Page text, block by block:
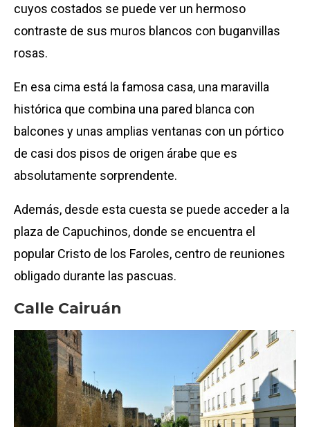
cuyos costados se puede ver un hermoso
contraste de sus muros blancos con buganvillas
rosas.
En esa cima está la famosa casa, una maravilla
histórica que combina una pared blanca con
balcones y unas amplias ventanas con un pórtico
de casi dos pisos de origen árabe que es
absolutamente sorprendente.
Además, desde esta cuesta se puede acceder a la
plaza de Capuchinos, donde se encuentra el
popular Cristo de los Faroles, centro de reuniones
obligado durante las pascuas.
Calle Cairuán